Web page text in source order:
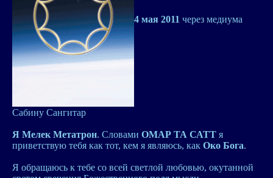
4 мая 2011 через медиума
Сабину Сангитар
Я Мелек Метатрон. Словами ОМАР ТА САТТ я
приветствую тебя как тот, кем я являюсь, как Око Бога.
Я обращаюсь к тебе со всей светлой любовью, окутанной